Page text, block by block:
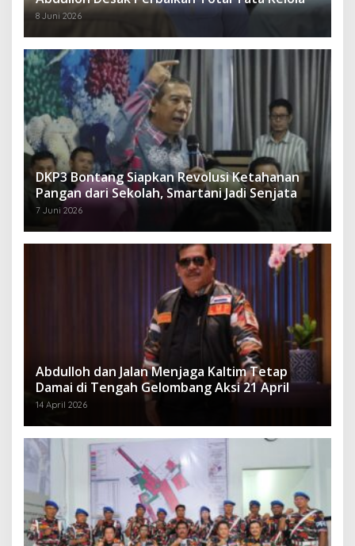
8 Juni 2026
DKP3 Bontang Siapkan Revolusi Ketahanan
Pangan dari Sekolah, Smartani Jadi Senjata
7 Juni 2026
Abdulloh dan Jalan Menjaga Kaltim Tetap
Damai di Tengah Gelombang Aksi 21 April
14 April 2026